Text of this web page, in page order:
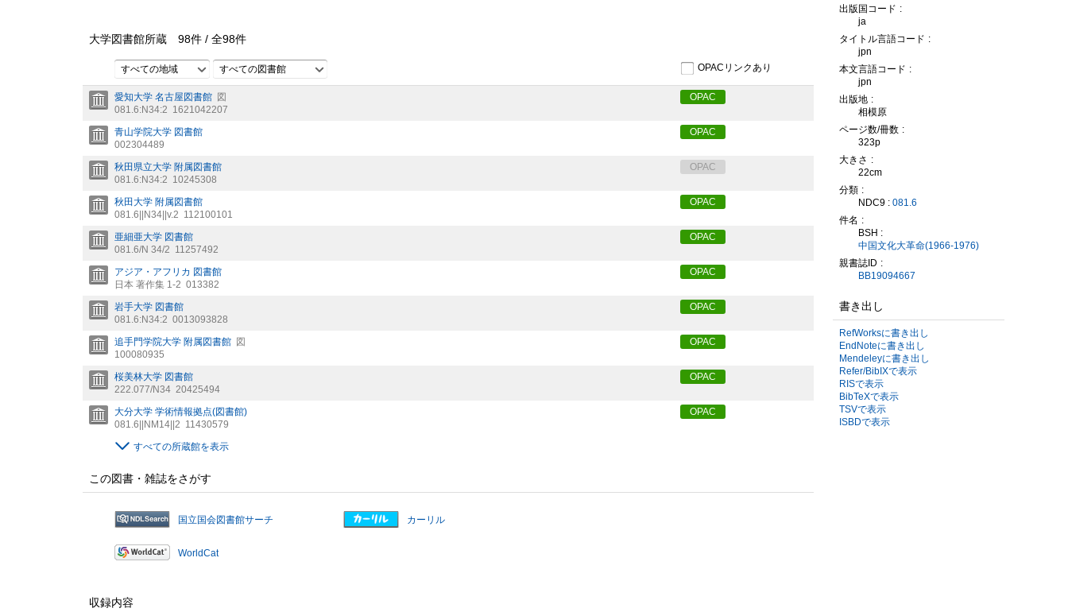
大学図書館所蔵 98件 / 全98件
すべての地域 すべての図書館 OPACリンクあり
愛知大学 名古屋図書館 図
081.6:N34:2 1621042207
OPAC
青山学院大学 図書館
002304489
OPAC
秋田県立大学 附属図書館
081.6:N34:2 10245308
OPAC
秋田大学 附属図書館
081.6||N34||v.2 112100101
OPAC
亜細亜大学 図書館
081.6/N 34/2 11257492
OPAC
アジア・アフリカ 図書館
日本 著作集 1-2 013382
OPAC
岩手大学 図書館
081.6:N34:2 0013093828
OPAC
追手門学院大学 附属図書館 図
100080935
OPAC
桜美林大学 図書館
222.077/N34 20425494
OPAC
大分大学 学術情報拠点(図書館)
081.6||NM14||2 11430579
OPAC
すべての所蔵館を表示
この図書・雑誌をさがす
国立国会図書館サーチ カーリル
WorldCat
収録内容
出版国コード
ja
タイトル言語コード
jpn
本文言語コード
jpn
出版地
相模原
ページ数/冊数
323p
大きさ
22cm
分類
NDC9 : 081.6
件名
BSH :
中国文化大革命(1966-1976)
親書誌ID
BB19094667
書き出し
RefWorksに書き出し
EndNoteに書き出し
Mendeleyに書き出し
Refer/BibIXで表示
RISで表示
BibTeXで表示
TSVで表示
ISBDで表示